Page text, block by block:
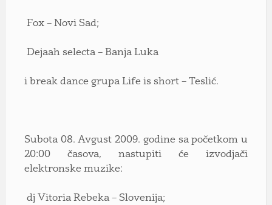
Fox – Novi Sad;
Dejaah selecta – Banja Luka
i break dance grupa Life is short – Teslić.
Subota 08. Avgust 2009. godine sa početkom u
20:00 časova, nastupiti će izvodjači
elektronske muzike:
dj Vitoria Rebeka – Slovenija;